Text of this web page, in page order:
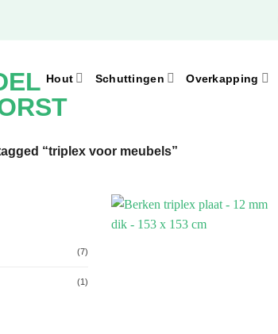
Hout Schuttingen Overkapping
“triplex voor meubels”
(7)
(1)